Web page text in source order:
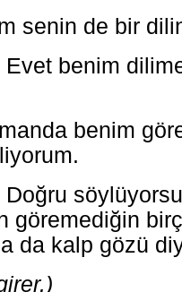
senin de bir
Evet benim
benim
Doğru
göremediğin
da kalp gözü